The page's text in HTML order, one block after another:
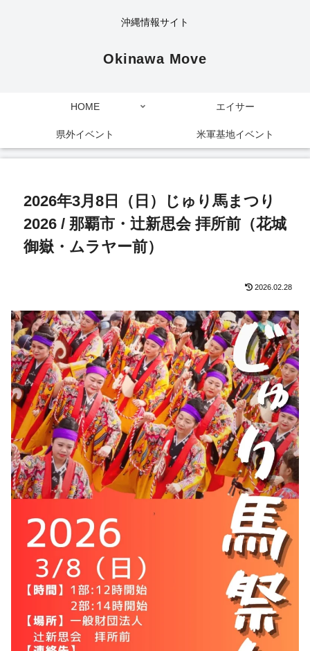
沖縄情報サイト
Okinawa Move
HOME エイサー
県外イベント 米軍基地イベント
2026年3月8日（日）じゅり馬まつり
2026 / 那覇市・辻新思会 拝所前（花城
御嶽・ムラヤー前）
2026.02.28